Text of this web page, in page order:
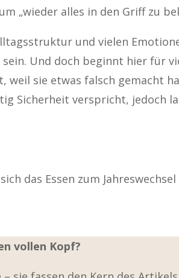
„wieder alles in den Griff zu
und vielen
Und doch beginnt hier für
weil sie etwas falsch gemacht
Sicherheit verspricht, jedoch
das Essen zum
vollen Kopf?